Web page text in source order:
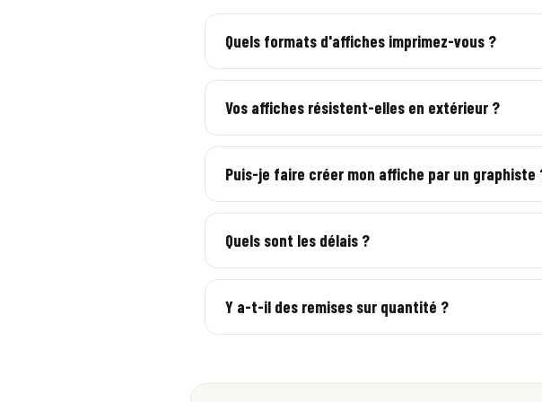
Quels formats d'affiches imprimez-vous ?
Du A3 au A0 et formats sur mesure, en intérieur
Vos affiches résistent-elles en extérieur ?
Nous proposons des supports et encres adaptés à
Puis-je faire créer mon affiche par un graphiste
Oui, option « Avec création graphique » : conception
Quels sont les délais ?
5 à 7 jours ouvrés en standard, express possible sur
Y a-t-il des remises sur quantité ?